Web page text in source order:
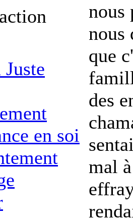
en soi
nous
nous
que
des
mal